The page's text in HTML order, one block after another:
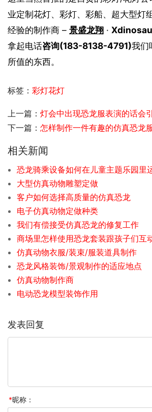
业定制花灯、彩灯、彩船、超大型灯
经验的制作商 – 景盛龙翔 ·
拿起电话咨询(183-8138-4791)我们
所值的东西。
标签： 彩灯花灯
上一篇： 灯会中出现恐龙服表演的话会
下一篇： 怎样制作一件有趣的仿真恐龙
相关新闻
恐龙骑乘设备如何在儿童主题乐园里
大型仿真动物雕塑定做
客户如何选择高质量的仿真恐龙
电子仿真动物定做种类
我们有偿接受仿真恐龙的修复工作
商场里怎样使用恐龙套装跟孩子们互
仿真动物衣服/装束/服装道具制作
恐龙风格装饰/景观制作的适应地点
仿真动物制作商
电动恐龙模型装饰作用
发表回复
*昵称：